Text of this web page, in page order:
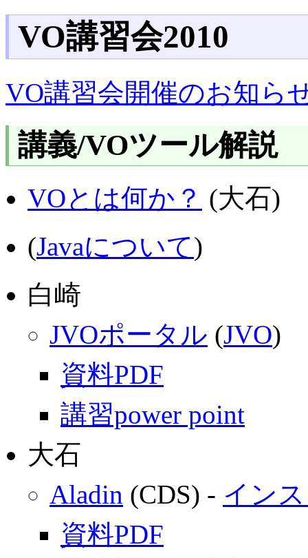
VO講習会2010
VO講習会開催のお知ら
講義/VOツール解説
VOとは何か？ (大石)
(Javaについて)
白崎
JVOポータル (JVO)
資料PDF
講習power point
大石
Aladin (CDS) - イン
資料PDF